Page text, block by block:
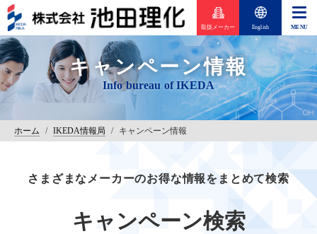
取扱メーカー English
キャンペーン情報
ホーム / IKEDA情報局 / キャンペーン情報
さまざまなメーカーのお得な情報をまとめて検索
キャンペーン検索